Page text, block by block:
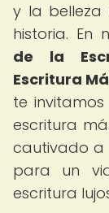
y la
historia. En
de la
Escritura
te
escritura
cautivado a
para un
escritura